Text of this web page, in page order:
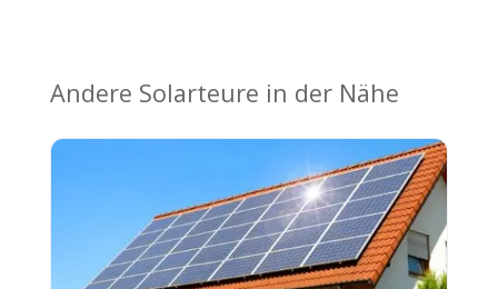
Andere Solarteure in der Nähe